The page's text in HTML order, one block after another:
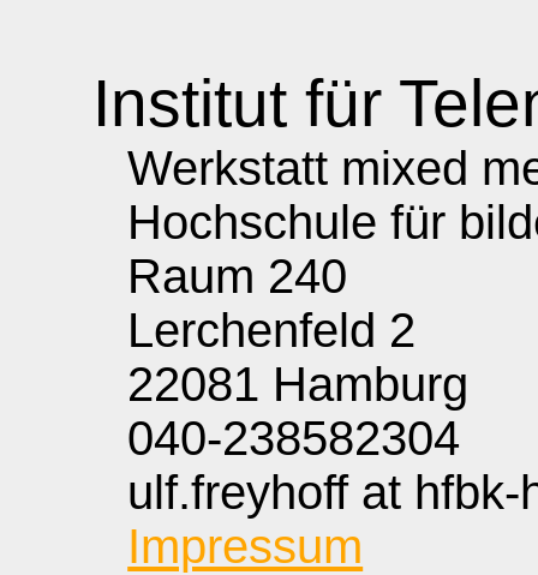
Institut für
Werkstatt mixed
Hochschule für
Raum 240
Lerchenfeld 2
22081 Hamburg
040-238582304
ulf.freyhoff at hfbk-
Impressum